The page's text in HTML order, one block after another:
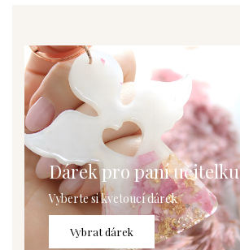
Dárek pro paní učitelku
Vyberte si kvetoucí dárek
Vybrat dárek